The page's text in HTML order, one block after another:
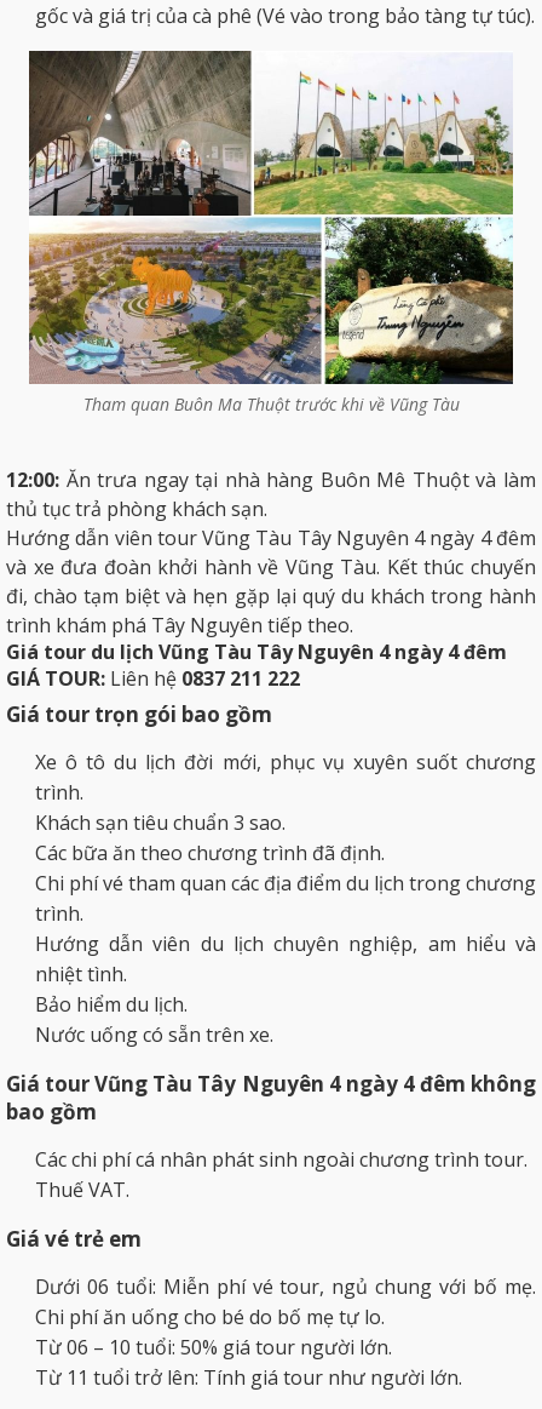
gốc và giá trị của cà phê (Vé vào trong bảo tàng tự túc).
Tham quan Buôn Ma Thuột trước khi về Vũng Tàu
12:00: Ăn trưa ngay tại nhà hàng Buôn Mê Thuột và làm
thủ tục trả phòng khách sạn.
Hướng dẫn viên tour Vũng Tàu Tây Nguyên 4 ngày 4 đêm
và xe đưa đoàn khởi hành về Vũng Tàu. Kết thúc chuyến
đi, chào tạm biệt và hẹn gặp lại quý du khách trong hành
trình khám phá Tây Nguyên tiếp theo.
Giá tour du lịch Vũng Tàu Tây Nguyên 4 ngày 4 đêm
GIÁ TOUR: Liên hệ 0837 211 222
Giá tour trọn gói bao gồm
Xe ô tô du lịch đời mới, phục vụ xuyên suốt chương
trình.
Khách sạn tiêu chuẩn 3 sao.
Các bữa ăn theo chương trình đã định.
Chi phí vé tham quan các địa điểm du lịch trong chương
trình.
Hướng dẫn viên du lịch chuyên nghiệp, am hiểu và
nhiệt tình.
Bảo hiểm du lịch.
Nước uống có sẵn trên xe.
Giá tour Vũng Tàu Tây Nguyên 4 ngày 4 đêm không
bao gồm
Các chi phí cá nhân phát sinh ngoài chương trình tour.
Thuế VAT.
Giá vé trẻ em
Dưới 06 tuổi: Miễn phí vé tour, ngủ chung với bố mẹ.
Chi phí ăn uống cho bé do bố mẹ tự lo.
Từ 06 – 10 tuổi: 50% giá tour người lớn.
Từ 11 tuổi trở lên: Tính giá tour như người lớn.